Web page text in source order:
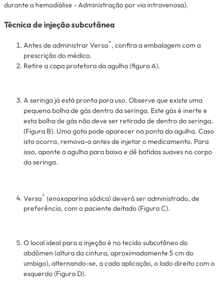
durante a hemodiálise - Administração por via intravenosa).
Técnica de injeção subcutânea
Antes de administrar Versa®, confira a embalagem com a
prescrição do médico.
Retire a capa protetora da agulha (figura A).
A seringa já está pronta para uso. Observe que existe uma
pequena bolha de gás dentro da seringa. Este gás é inerte e
esta bolha de gás não deve ser retirada de dentro da seringa.
(Figura B). Uma gota pode aparecer na ponta da agulha. Caso
isto ocorra, remova-a antes de injetar o medicamento. Para
isso, aponte a agulha para baixo e dê batidas suaves no corpo
da seringa.
Versa® (enoxaparina sódica) deverá ser administrado, de
preferência, com o paciente deitado (Figura C).
O local ideal para a injeção é no tecido subcutâneo do
abdômen (altura da cintura, aproximadamente 5 cm do
umbigo), alternando-se, a cada aplicação, o lado direito com o
esquerdo (Figura D).